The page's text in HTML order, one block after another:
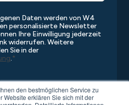
den bestmöglichen Service zu
Website erklären Sie sich mit der
Daten werden von W4
personalisierte Newsletter
Ihre Einwilligung jederzeit
widerrufen. Weitere
Sie in der
.*